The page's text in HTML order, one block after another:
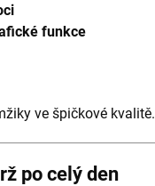
funkce
ve špičkové kvalitě.
po celý den